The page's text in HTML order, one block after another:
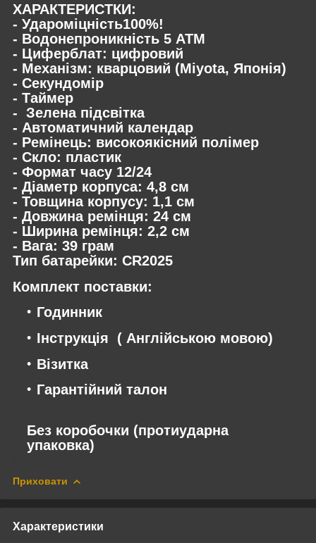
ХАРАКТЕРИСТКИ:
- Удароміцність100%!
- Водонепроникність 5 АТM
- Циферблат: цифровий
- Механізм: кварцовий (Miyota, Японія)
- Секундомір
- Таймер
- Зелена підсвітка
- Автоматичний календар
- Ремінець: високоякісний полімер
- Скло: пластик
- Формат часу 12/24
- Діаметр корпуса: 4,8 см
- Товщина корпусу: 1,1 см
- Довжина ремінця: 24 см
- Ширина ремінця: 2,2 см
- Вага: 39 грам
Тип батарейки: CR2025
Комплект поставки:
Годинник
Інструкція ( Англійською мовою)
Візитка
Гарантійний талон
Без коробочки (протиударна
упаковка)
Приховати
Характеристики